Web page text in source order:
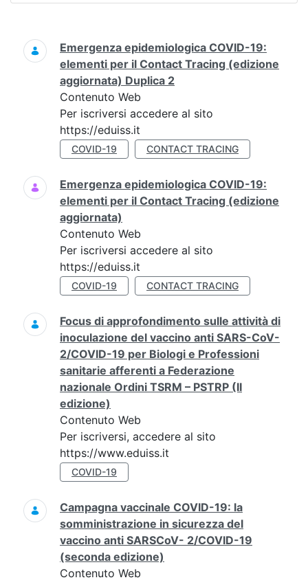
Ricerca
Emergenza epidemiologica COVID-19:
elementi per il Contact Tracing (edizione
aggiornata) Duplica 2
Contenuto Web
Per iscriversi accedere al sito
https://eduiss.it
COVID-19 CONTACT TRACING
Emergenza epidemiologica COVID-19:
elementi per il Contact Tracing (edizione
aggiornata)
Contenuto Web
Per iscriversi accedere al sito
https://eduiss.it
COVID-19 CONTACT TRACING
Focus di approfondimento sulle attività di
inoculazione del vaccino anti SARS-CoV-
2/COVID-19 per Biologi e Professioni
sanitarie afferenti a Federazione
nazionale Ordini TSRM – PSTRP (II
edizione)
Contenuto Web
Per iscriversi, accedere al sito
https://www.eduiss.it
COVID-19
Campagna vaccinale COVID-19: la
somministrazione in sicurezza del
vaccino anti SARSCoV- 2/COVID-19
(seconda edizione)
Contenuto Web